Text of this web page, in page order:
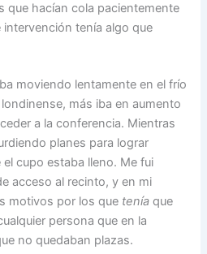
que hacían cola pacientemente
tenía algo que
moviendo lentamente en el frío
más iba en aumento
a la conferencia. Mientras
planes para lograr
cupo estaba lleno. Me fui
acceso al recinto, y en mi
motivos por los que teníaque
persona que en la
no quedaban plazas.